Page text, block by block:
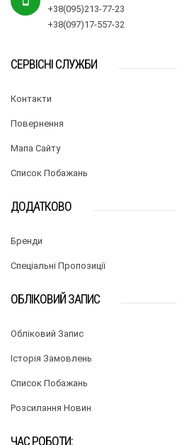
+38(095)213-77-23
+38(097)17-557-32
СЕРВІСНІ СЛУЖБИ
Контакти
Повернення
Мапа Сайту
Список Побажань
ДОДАТКОВО
Бренди
Спеціальні Пропозиції
ОБЛІКОВИЙ ЗАПИС
Обліковий Запис
Історія Замовлень
Список Побажань
Розсилання Новин
ЧАС РОБОТИ: